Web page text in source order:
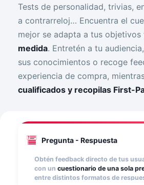
Tests de personalidad, trivias,
a contrarreloj… Encuentra el
mejor se adapta a tus objetivos
medida. Entretén a tu
sus conocimientos o recoge
experiencia de compra,
cualificados y recopilas First-
Pregunta - Respuesta
Obtén feedback directo de tus
con un cuestionario de una sola
entre distintos formatos de